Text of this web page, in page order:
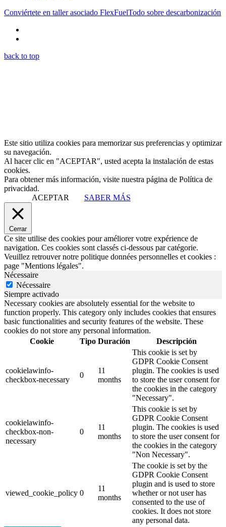
Conviértete en taller asociado FlexFuelTodo sobre descarbonización
back to top
Este sitio utiliza cookies para memorizar sus preferencias y optimizar
su navegación.
Al hacer clic en "ACEPTAR", usted acepta la instalación de estas
cookies.
Para obtener más información, visite nuestra página de Política de
privacidad.
ACEPTAR
SABER MÁS
Cerrar
Ce site utilise des cookies pour améliorer votre expérience de
navigation. Ces cookies sont classés ci-dessous par catégorie.
Veuillez retrouver notre politique données personnelles et cookies :
page "Mentions légales".
Nécessaire
Nécessaire
Siempre activado
Necessary cookies are absolutely essential for the website to
function properly. This category only includes cookies that ensures
basic functionalities and security features of the website. These
cookies do not store any personal information.
Cookie
Tipo Duración Descripción
cookielawinfo-
checkbox-necessary
0
11
months
This cookie is set by
GDPR Cookie Consent
plugin. The cookies is used
to store the user consent for
the cookies in the category
"Necessary".
cookielawinfo-
checkbox-non-
necessary
0
11
months
This cookie is set by
GDPR Cookie Consent
plugin. The cookies is used
to store the user consent for
the cookies in the category
"Non Necessary".
viewed_cookie_policy 0
11
months
The cookie is set by the
GDPR Cookie Consent
plugin and is used to store
whether or not user has
consented to the use of
cookies. It does not store
any personal data.